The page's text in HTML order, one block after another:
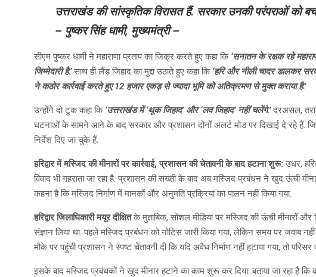
उत्तराखंड की सांस्कृतिक विरासत हैं. सरकार उनकी परंपराओं को
– पुष्कर सिंह धामी, मुख्यमंत्री –
सीएम पुष्कर धामी ने महाराणा प्रताप का जिक्र करते हुए कहा कि‘सनातन के रक्षक रहे
जिम्मेदारी है.’साथ ही लैंड जिहाद का मुद्दा उठाते हुए कहा कि ‘हरि और नीली चादर डालकर
ने कठोर कार्रवाई करते हुए 12 हजार एकड़ से ज्यादा भूमि को अतिक्रमण से मुक्त कराया है.’
उन्होंने दो टूक कहा कि‘उत्तराखंड में ‘थूक जिहाद’ और ‘लव जिहाद’ नहीं चलेंगे.’दरअसल,
घटनाओं के सामने आने के बाद सरकार और प्रशासन दोनों अलर्ट मोड पर दिखाई दे रहे हैं.
निर्देश दिए जा चुके हैं.
हरिद्वार में मस्जिद की मीनारों पर कार्रवाई, प्रशासन की चेतावनी के बाद हटाना शुरू:उधर,
विवाद भी गहराता जा रहा है. प्रशासन की सख्ती के बाद अब मस्जिद प्रबंधन ने खुद ऊंची
कहना है कि मस्जिद निर्माण में मानकों और अनुमति प्रक्रिया का पालन नहीं किया गया.
हरिद्वार जिलाधिकारी मयूर दीक्षितके मुताबिक, सोशल मीडिया पर मस्जिद की ऊंची मीनारों
संज्ञान लिया था. पहले मस्जिद प्रबंधन को नोटिस जारी किया गया, लेकिन समय पर जवाब
मौके पर पहुंची प्रशासन ने स्पष्ट चेतावनी दी कि यदि अवैध निर्माण नहीं हटाया गया, तो
इसके बाद मस्जिद प्रबंधकों ने खुद मीनार हटाने का काम शुरू कर दिया. बताया जा रहा है